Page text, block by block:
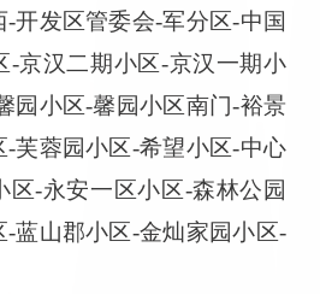
开发区管委会-军分区-中国
-京汉二期小区-京汉一期小
园小区-馨园小区南门-裕景
芙蓉园小区-希望小区-中心
区-永安一区小区-森林公园
蓝山郡小区-金灿家园小区-